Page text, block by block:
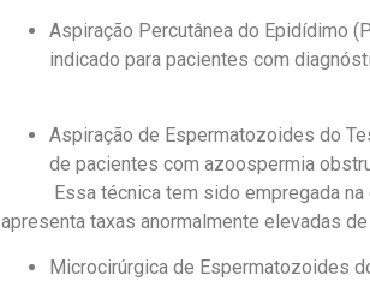
Aspiração Percutânea do Epidídimo
indicado para pacientes com
Aspiração de Espermatozoides do
de pacientes com azoospermia
Essa técnica tem sido empregada na
apresenta taxas anormalmente elevadas
Microcirúrgica de Espermatozoides